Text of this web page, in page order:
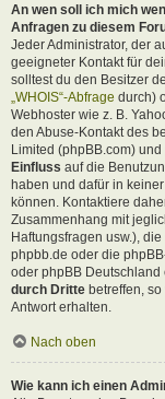
An wen soll ich mich
Anfragen zu diesem
Jeder Administrator, der
geeigneter Kontakt für
solltest du den Besitzer
„WHOIS“-Abfrage durch)
Webhoster wie z. B.
den Abuse-Kontakt des
Limited (phpBB.com)
Einfluss auf die
haben und dafür in
können. Kontaktiere
Zusammenhang mit
Haftungsfragen usw.), die
phpbb.de oder die
oder phpBB Deutschland
durch Dritte betreffen,
Antwort erhalten.
Nach oben
Wie kann ich einen